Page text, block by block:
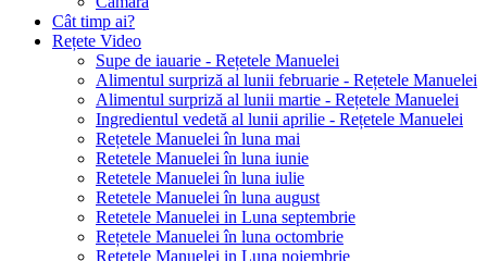
Cât timp ai?
Rețete Video
Supe de iauarie - Rețetele Manuelei
Alimentul surpriză al lunii februarie - Rețetele Manuelei
Alimentul surpriză al lunii martie - Rețetele Manuelei
Ingredientul vedetă al lunii aprilie - Rețetele Manuelei
Rețetele Manuelei în luna mai
Retetele Manuelei în luna iunie
Retetele Manuelei în luna iulie
Retetele Manuelei în luna august
Retetele Manuelei in Luna septembrie
Rețetele Manuelei în luna octombrie
Retetele Manuelei in Luna noiembrie